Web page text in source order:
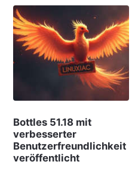
Bottles 51.18 mit
verbesserter
Benutzerfreundlichkeit
veröffentlicht